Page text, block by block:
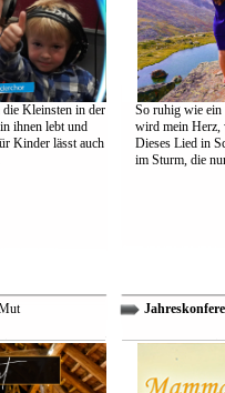
Kleinsten in der
ihnen lebt und
Kinder lässt auch
So ruhig wie ein
wird mein Herz,
Dieses Lied in
im Sturm, die